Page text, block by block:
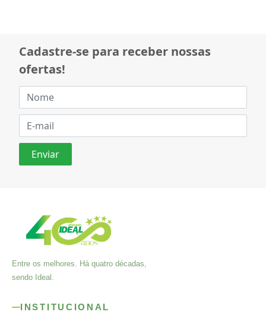
Cadastre-se para receber nossas
ofertas!
Entre os melhores. Há quatro décadas,
sendo Ideal.
INSTITUCIONAL